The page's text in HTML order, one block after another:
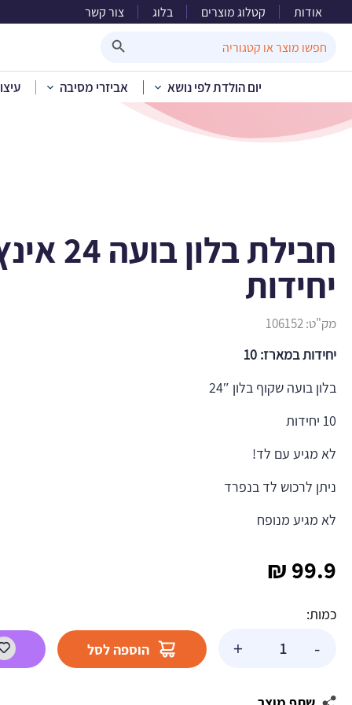
אודות קטלוג מוצרים בלוג צור קשר
for:
יום הולדת לפי נושא אביזרי מסיבה
חבילת בלון
בית»קטלוג
יחידות
מק"ט:106152
יחידות במארז: 10
בלון בועה שקוף בלון 24″
10 יחידות
לא מגיע עם לד!
ניתן לרכוש לד בנפרד
לא מגיע מנופח
99.9
₪
כמות:
-
של
+ הוספה לסל